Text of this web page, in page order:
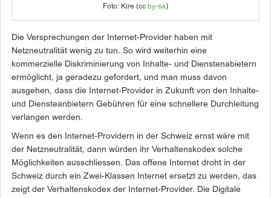
Foto: Kire (cc by-sa)
Die Versprechungen der Internet-Provider haben mit
Netzneutralität wenig zu tun. So wird weiterhin eine
kommerzielle Diskriminierung von Inhalte- und Dienstenabietern
ermöglicht, ja geradezu gefordert, und man muss davon
ausgehen, dass die Internet-Provider in Zukunft von den Inhalte-
und Diensteanbietern Gebühren für eine schnellere Durchleitung
verlangen werden.
Wenn es den Internet-Providern in der Schweiz ernst wäre mit
der Netzneutralität, dann würden ihr Verhaltenskodex solche
Möglichkeiten ausschliessen. Das offene Internet droht in der
Schweiz durch ein Zwei-Klassen Internet ersetzt zu werden, das
zeigt der Verhaltenskodex der Internet-Provider. Die Digitale